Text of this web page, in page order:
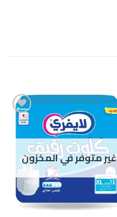
غير متوفر في المخزون